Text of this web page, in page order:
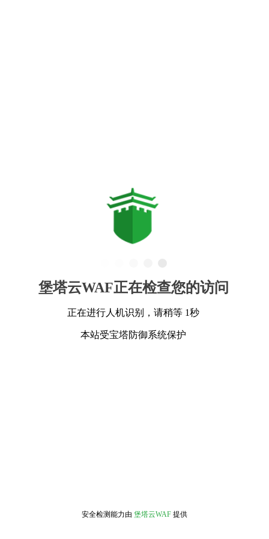
堡塔云WAF正在检查您的访问
正在进行人机识别，请稍等 1秒
本站受宝塔防御系统保护
安全检测能力由 堡塔云WAF 提供